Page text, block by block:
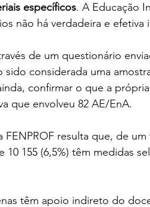
específicos. A Educação
não há verdadeira e efetiva
de um questionário
sido considerada uma
confirmar o que a
que envolveu 82 AE/EnA.
resulta que, de um
10 155 (6,5%) têm medidas
têm apoio indireto do